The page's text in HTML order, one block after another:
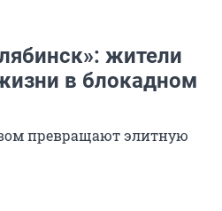
жители
в блокадном
превращают элитную